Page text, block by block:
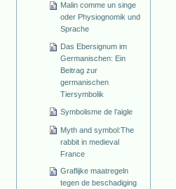
Malin comme un singe
oder Physiognomik und
Sprache
Das Ebersignum im
Germanischen: Ein
Beitrag zur
germanischen
Tiersymbolik
Symbolisme de l’aigle
Myth and symbol:The
rabbit in medieval
France
Graflijke maatregeln
tegen de beschadiging